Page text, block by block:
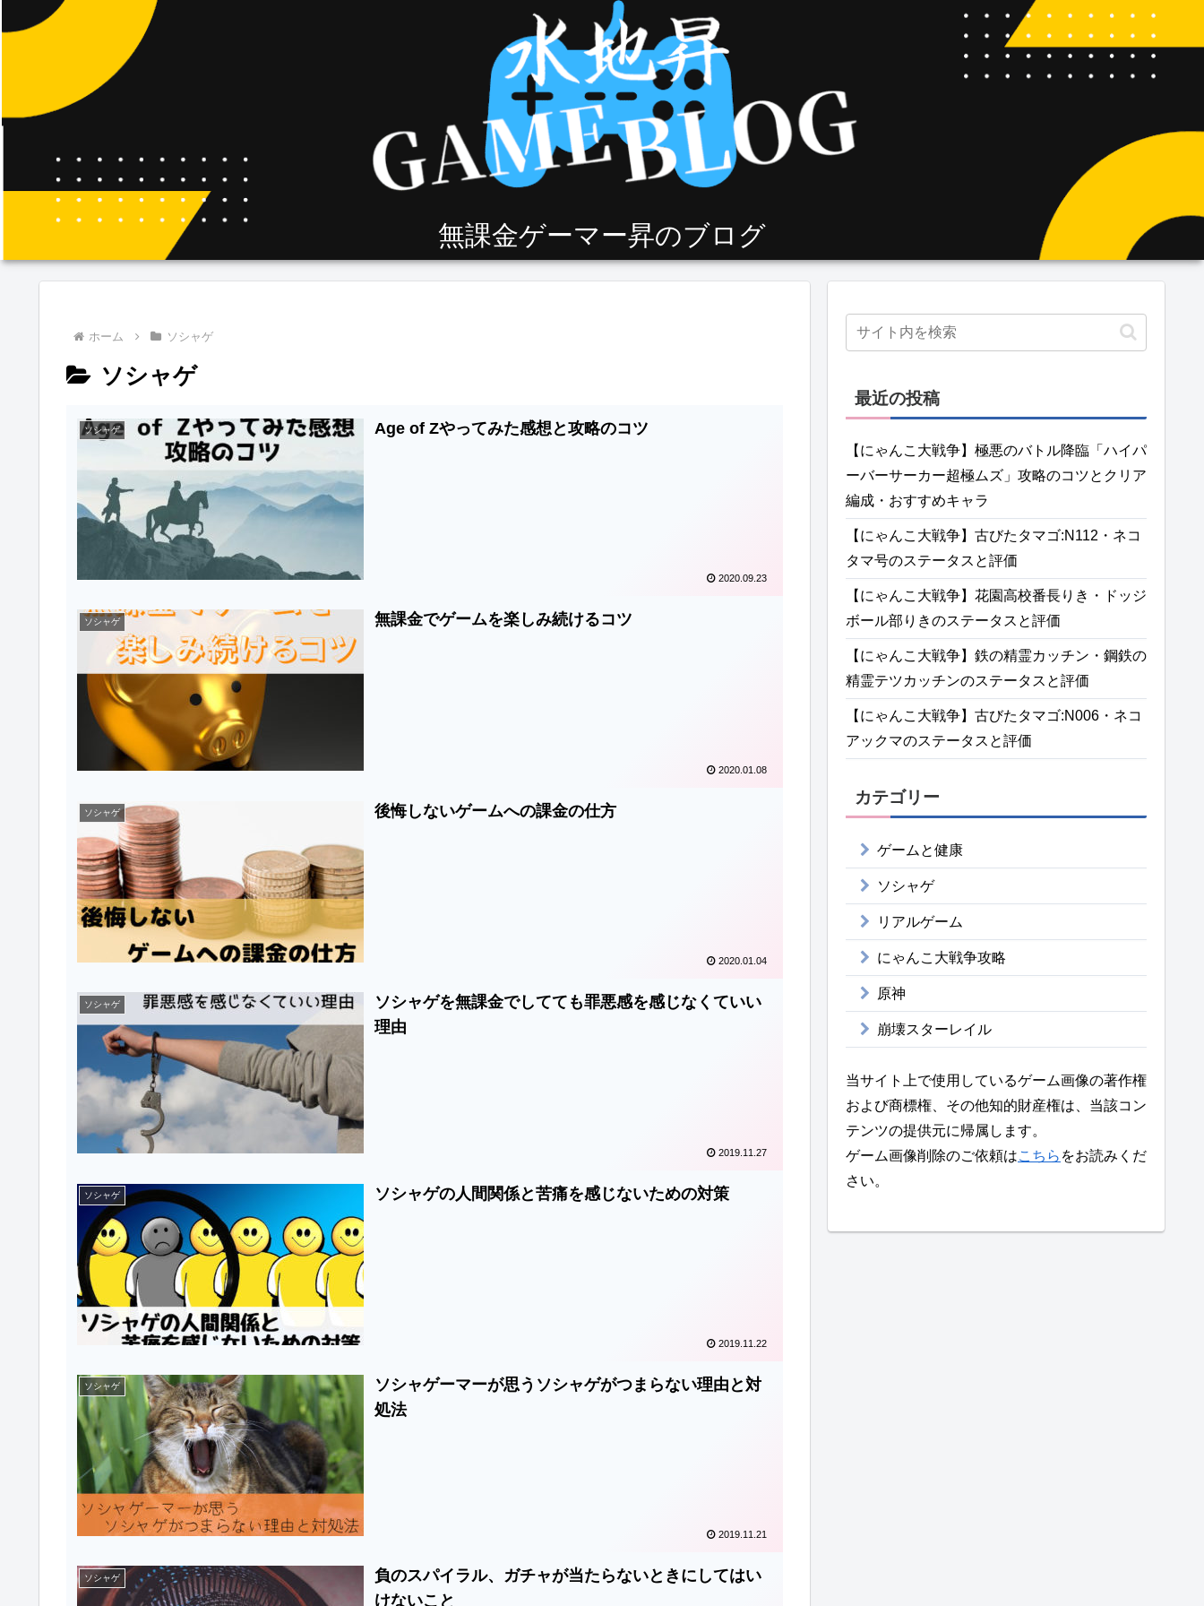
無課金ゲーマー昇のブログ
ホーム ソシャゲ
ソシャゲ
ソシャゲ Age of Zやってみた感想と攻略のコツ
2020.09.23
ソシャゲ 無課金でゲームを楽しみ続けるコツ
2020.01.08
ソシャゲ 後悔しないゲームへの課金の仕方
2020.01.04
ソシャゲ
ソシャゲを無課金でしてても罪悪感を感じなくていい
理由
2019.11.27
ソシャゲ ソシャゲの人間関係と苦痛を感じないための対策
2019.11.22
ソシャゲ
ソシャゲーマーが思うソシャゲがつまらない理由と対
処法
2019.11.21
ソシャゲ
負のスパイラル、ガチャが当たらないときにしてはい
けないこと
最近の投稿
【にゃんこ大戦争】極悪のバトル降臨「ハイパ
ーバーサーカー超極ムズ」攻略のコツとクリア
編成・おすすめキャラ
【にゃんこ大戦争】古びたタマゴ:N112・ネコ
タマ号のステータスと評価
【にゃんこ大戦争】花園高校番長りき・ドッジ
ボール部りきのステータスと評価
【にゃんこ大戦争】鉄の精霊カッチン・鋼鉄の
精霊テツカッチンのステータスと評価
【にゃんこ大戦争】古びたタマゴ:N006・ネコ
アックマのステータスと評価
カテゴリー
ゲームと健康
ソシャゲ
リアルゲーム
にゃんこ大戦争攻略
原神
崩壊スターレイル
当サイト上で使用しているゲーム画像の著作権
および商標権、その他知的財産権は、当該コン
テンツの提供元に帰属します。
ゲーム画像削除のご依頼はこちら をお読みくだ
さい。